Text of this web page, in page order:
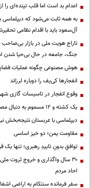
اعدام بد است اما قلب تپنده‌ای را
به همه ثابت می‌شود که
آل‌سعود باید با اقدام نظامی
تاراج هویت ملی در بازار بی‌صاحب
جنگ، جامعه در حال بی‌حیا شدن
هوش مصنوعی چگونه عملیات
انفجارها کی‌یف را دوباره لرزاند
وقوع انفجار در تاسیسات گازی
یک کشته و ۱۲ مسموم به دنبال مصرف مشروبات الکلی در نیشابور
دیپلماسی با عربستان
مقاومت یمن؛ دو خیز اساسی
توافقِ بدونِ تاییدِ رهبری؛ تنها
۳۰ سال واگذاری و خروج ثروت
احاد مردم
سفر فرمانده سنتکام به اراضی